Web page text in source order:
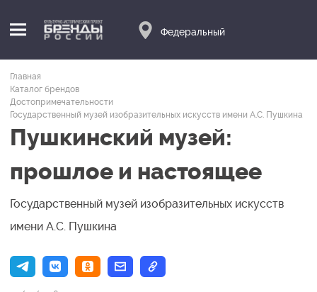
Федеральный
Главная
Каталог брендов
Достопримечательности
Государственный музей изобразительных искусств имени А.С. Пушкина
Пушкинский музей:
прошлое и настоящее
Государственный музей изобразительных искусств
имени А.С. Пушкина